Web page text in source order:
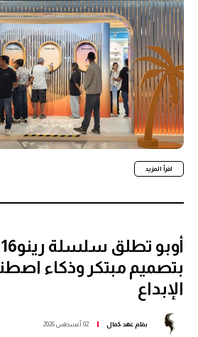
اقرأ المزيد
بتصميم مبتكر وذكاء
الإبداع
بقلم عهد كمال 02 أغسطس 2026